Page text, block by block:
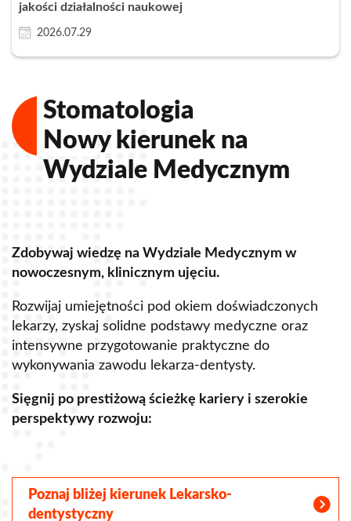
jakości działalności naukowej
2026.07.29
Stomatologia
Nowy kierunek na
Wydziale Medycznym
Zdobywaj wiedzę na Wydziale Medycznym w
nowoczesnym, klinicznym ujęciu.
Rozwijaj umiejętności pod okiem doświadczonych
lekarzy, zyskaj solidne podstawy medyczne oraz
intensywne przygotowanie praktyczne do
wykonywania zawodu lekarza-dentysty.
Sięgnij po prestiżową ścieżkę kariery i szerokie
perspektywy rozwoju:
Poznaj bliżej kierunek Lekarsko-
dentystyczny